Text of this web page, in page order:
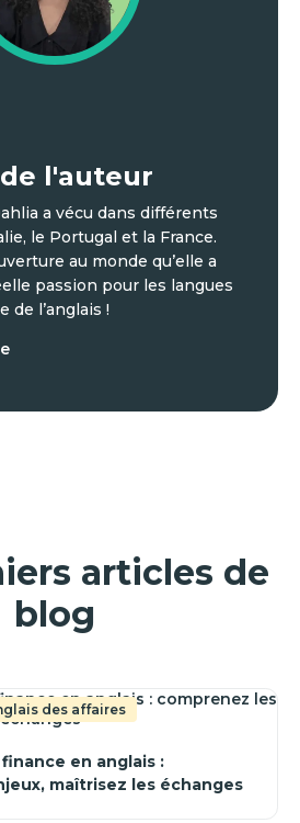
l'auteur
a vécu dans différents
le Portugal et la France.
au monde qu’elle a
passion pour les langues
de l’anglais !
articles de
blog
des affaires
en anglais :
maîtrisez les échanges